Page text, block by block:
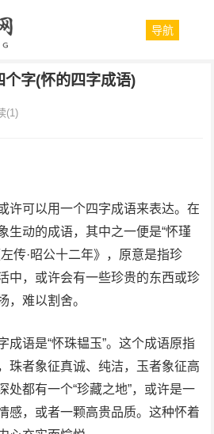
导航
字(怀的四字成语)
(1)
许可以用一个四字成语来表达。在
生动的成语，其中之一便是“怀瑾
传·昭公十二年》，原意是指珍
中，或许会有一些珍贵的东西或珍
，难以割舍。
成语是“怀珠韫玉”。这个成语原指
珠者象征真诚、纯洁，玉者象征高
处都有一个“珍藏之地”，或许是一
感，或者一颗高贵品质。这种怀着